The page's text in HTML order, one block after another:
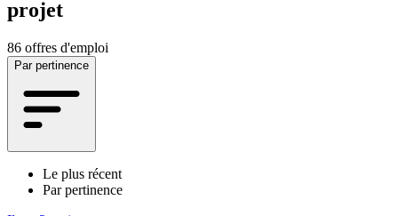
projet
86 offres d'emploi
Par pertinence
Le plus récent
Par pertinence